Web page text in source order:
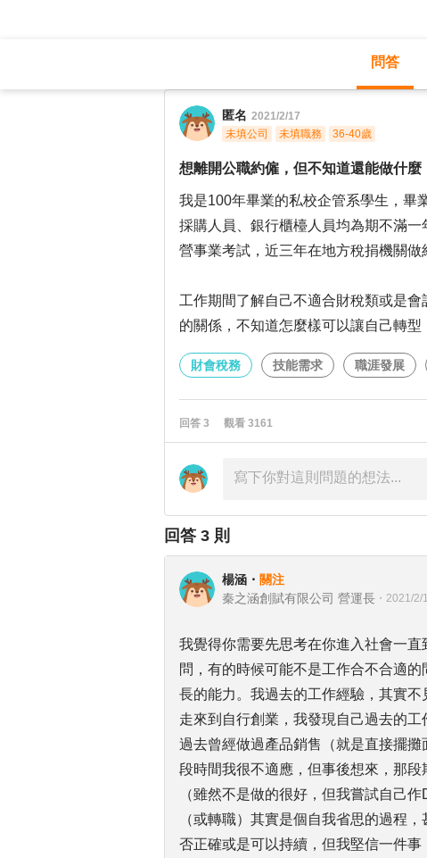
問答
匿名 2021/2/17
未填公司
未填職務 36-40歲
想離開公職約僱，但不知道還能做什麼
我是100年畢業的私校企管系學生，畢
採購人員、銀行櫃檯人員均為期不滿
營事業考試，近三年在地方稅捐機關做
工作期間了解自己不適合財稅類或是
的關係，不知道怎麼樣可以讓自己轉
財會稅務 技能需求 職涯發展
回答 3 觀看 3161
回答 3 則
楊涵 ・ 關注
秦之涵創賦有限公司 營運長 ・ 2021/2/
我覺得你需要先思考在你進入社會一
問，有的時候可能不是工作合不合適
長的能力。我過去的工作經驗，其實
走來到自行創業，我發現自己過去的
過去曾經做過產品銷售（就是直接擺
段時間我很不適應，但事後想來，那
（雖然不是做的很好，但我嘗試自己
（或轉職）其實是個自我省思的過程
否正確或是可以持續，但我堅信一件